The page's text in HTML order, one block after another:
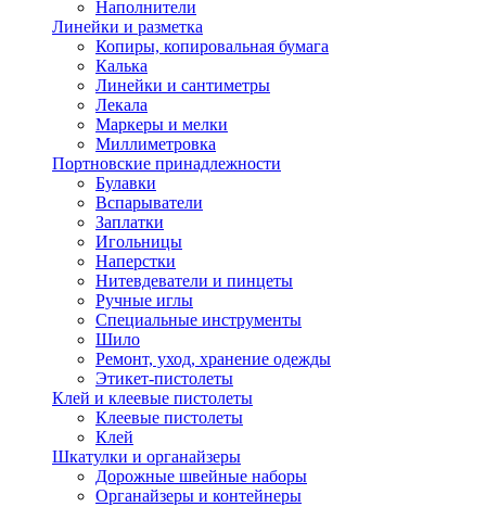
Наполнители
Линейки и разметка
Копиры, копировальная бумага
Калька
Линейки и сантиметры
Лекала
Маркеры и мелки
Миллиметровка
Портновские принадлежности
Булавки
Вспарыватели
Заплатки
Игольницы
Наперстки
Нитевдеватели и пинцеты
Ручные иглы
Специальные инструменты
Шило
Ремонт, уход, хранение одежды
Этикет-пистолеты
Клей и клеевые пистолеты
Клеевые пистолеты
Клей
Шкатулки и органайзеры
Дорожные швейные наборы
Органайзеры и контейнеры